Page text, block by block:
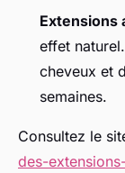
Extensions
effet
cheveux et
semaines.
Consultez le
des-